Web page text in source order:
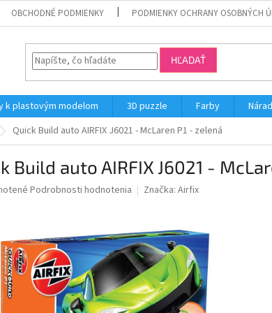
OBCHODNÉ PODMIENKY PODMIENKY OCHRANY OSOBNÝCH
HĽADAŤ
k plastovým modelom 3D puzzle Farby
Quick Build auto AIRFIX J6021 - McLaren P1 - zelená
Build auto AIRFIX J6021 -
Podrobnosti hodnotenia Značka: Airfix